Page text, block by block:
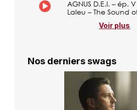
AGNUS D.E.I. – ép.
Laleu – The Sound
Voir plus
Nos derniers swags